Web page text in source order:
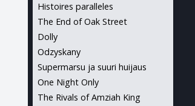
Histoires paralleles
The End of Oak Street
Dolly
Odzyskany
Supermarsu ja suuri huijaus
One Night Only
The Rivals of Amziah King